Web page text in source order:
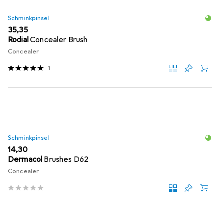
Schminkpinsel
EUR
35,35
RodialConcealer Brush
Concealer
1
Schminkpinsel
EUR
14,30
Dermacol Brushes D62
Concealer